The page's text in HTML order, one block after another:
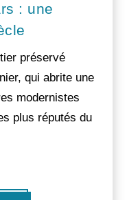
: une
préservé
qui abrite une
modernistes
plus réputés du